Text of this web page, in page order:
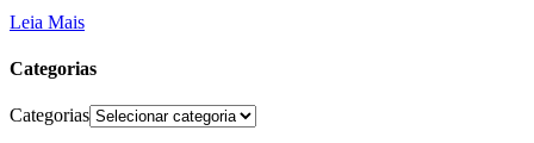
Leia Mais
Categorias
Categorias